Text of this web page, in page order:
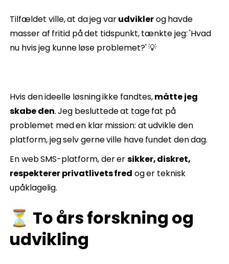
Tilfældet ville, at da jeg varudviklerog havde
masser af fritid på det tidspunkt, tænkte jeg: 'Hvad
nu hvis jeg kunne løse problemet?' 💡
Hvis den ideelle løsning ikke fandtes,måtte jeg
skabe den. Jeg besluttede at tage fat på
problemet med en klar mission: at udvikle den
platform, jeg selv gerne ville have fundet den dag.
En web SMS-platform, der ersikker, diskret,
respekterer privatlivets fred og er teknisk
upåklagelig.
⏳ To års forskning og
udvikling